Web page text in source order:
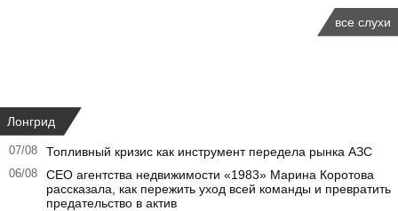
все слухи
Лонгрид
07/08 Топливный кризис как инструмент передела рынка АЗС
06/08
CEO агентства недвижимости «1983» Марина Коротова
рассказала, как пережить уход всей команды и превратить
предательство в актив